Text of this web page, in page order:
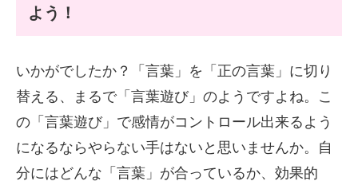
よう！
いかがでしたか？「言葉」を「正の言葉」に切り
替える、まるで「言葉遊び」のようですよね。こ
の「言葉遊び」で感情がコントロール出来るよう
になるならやらない手はないと思いませんか。自
分にはどんな「言葉」が合っているか、効果的